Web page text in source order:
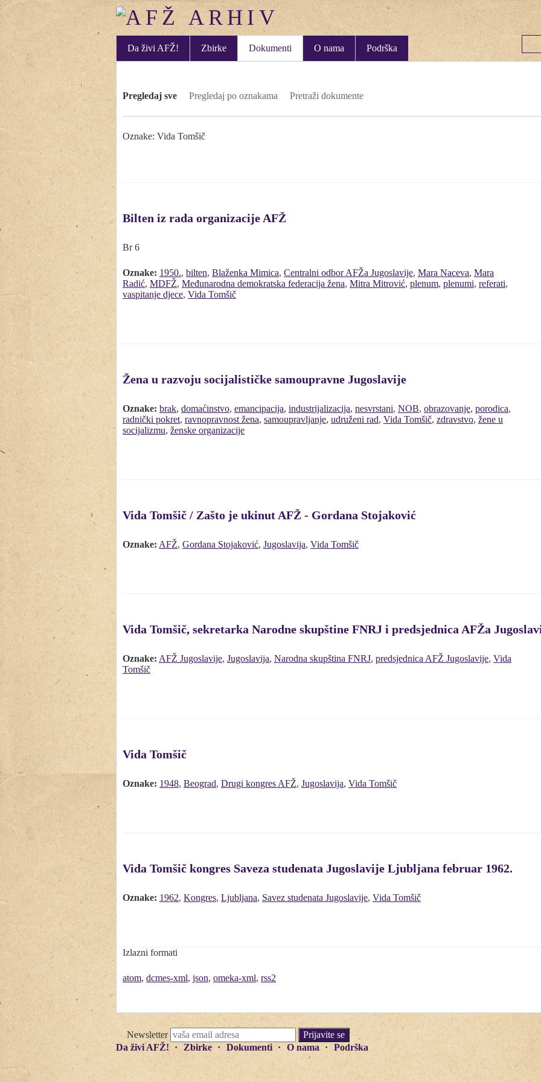
Da živi AFŽ! Zbirke Dokumenti O nama Podrška
Pregledaj sve Pregledaj po oznakama Pretraži dokumente
Oznake: Vida Tomšič
Bilten iz rada organizacije AFŽ
Br 6
Oznake: 1950., bilten, Blaženka Mimica, Centralni odbor AFŽa Jugoslavije, Mara Naceva, Mara
Radić, MDFŽ, Međunarodna demokratska federacija žena, Mitra Mitrović, plenum, plenumi, referati,
vaspitanje djece, Vida Tomšič
Žena u razvoju socijalističke samoupravne Jugoslavije
Oznake: brak, domaćinstvo, emancipacija, industrijalizacija, nesvrstani, NOB, obrazovanje, porodica,
radnički pokret, ravnopravnost žena, samoupravljanje, udruženi rad, Vida Tomšič, zdravstvo, žene u
socijalizmu, ženske organizacije
Vida Tomšič / Zašto je ukinut AFŽ - Gordana Stojaković
Oznake: AFŽ, Gordana Stojaković, Jugoslavija, Vida Tomšič
Vida Tomšič, sekretarka Narodne skupštine FNRJ i predsjednica AFŽa
Oznake: AFŽ Jugoslavije, Jugoslavija, Narodna skupština FNRJ, predsjednica AFŽ Jugoslavije, Vida
Tomšič
Vida Tomšič
Oznake: 1948, Beograd, Drugi kongres AFŽ, Jugoslavija, Vida Tomšič
Vida Tomšič kongres Saveza studenata Jugoslavije Ljubljana februar 1962.
Oznake: 1962, Kongres, Ljubljana, Savez studenata Jugoslavije, Vida Tomšič
Izlazni formati
atom, dcmes-xml, json, omeka-xml, rss2
Newsletter
Da živi AFŽ!
Zbirke Dokumenti O nama Podrška